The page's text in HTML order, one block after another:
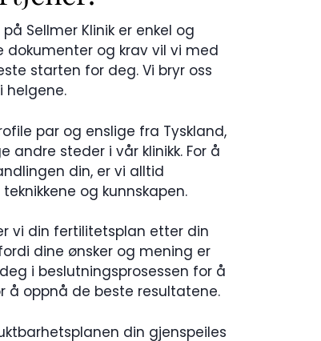
Sellmer Klinik er enkel og
dokumenter og krav vil vi med
starten for deg. Vi bryr oss
helgene.
par og enslige fra Tyskland,
andre steder i vår klinikk. For å
din, er vi alltid
og kunnskapen.
vi din fertilitetsplan etter din
dine ønsker og mening er
i beslutningsprosessen for å
å oppnå de beste resultatene.
din gjenspeiles